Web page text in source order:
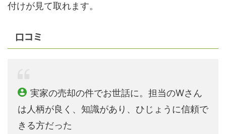
付けが見て取れます。
口コミ
実家の売却の件でお世話に。担当のWさん
は人柄が良く、知識があり、ひじょうに信頼で
きる方だった